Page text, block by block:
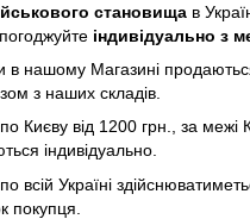
становища в
індивідуально з
в нашому Магазині
з наших складів.
Києву від 1200 грн., за межі
індивідуально.
всій Україні
покупця.